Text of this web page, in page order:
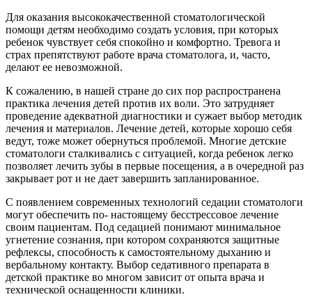
Для оказания высококачественной стоматологической
помощи детям необходимо создать условия, при которых
ребенок чувствует себя спокойно и комфортно. Тревога и
страх препятствуют работе врача стоматолога, и, часто,
делают ее невозможной.
К сожалению, в нашей стране до сих пор распространена
практика лечения детей против их воли. Это затрудняет
проведение адекватной диагностики и сужает выбор методик
лечения и материалов. Лечение детей, которые хорошо себя
ведут, тоже может обернуться проблемой. Многие детские
стоматологи сталкивались с ситуацией, когда ребенок легко
позволяет лечить зубы в первые посещения, а в очередной раз
закрывает рот и не дает завершить запланированное.
С появлением современных технологий седации стоматологи
могут обеспечить по- настоящему бесстрессовое лечение
своим пациентам. Под седацией понимают минимальное
угнетение сознания, при котором сохраняются защитные
рефлексы, способность к самостоятельному дыханию и
вербальному контакту. Выбор седативного препарата в
детской практике во многом зависит от опыта врача и
технической оснащенности клиники.